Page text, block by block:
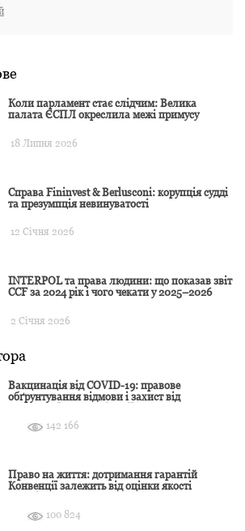
Коли парламент стає слідчим: Велика
палата ЄСПЛ окреслила межі примусу
18 Липня 2026
Справа Fininvest & Berlusconi: корупція судді
та презумпція невинуватості
12 Січня 2026
INTERPOL та права людини: що показав звіт
CCF за 2024 рік і чого чекати у 2025–2026
2 Січня 2026
Вакцинація від COVID-19: правове
обґрунтування відмови і захист від
142 166
Право на життя: дотримання гарантій
Конвенції залежить від оцінки якості
100 824